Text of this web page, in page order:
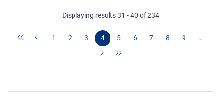
Displaying results 31 - 40 of 234
1 2 3 4 5 6 7 8 9 …